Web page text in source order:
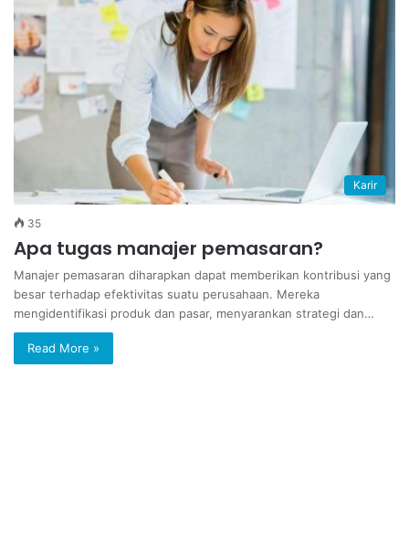
Karir
35
Apa tugas manajer pemasaran?
Manajer pemasaran diharapkan dapat memberikan kontribusi yang
besar terhadap efektivitas suatu perusahaan. Mereka
mengidentifikasi produk dan pasar, menyarankan strategi dan…
Read More »